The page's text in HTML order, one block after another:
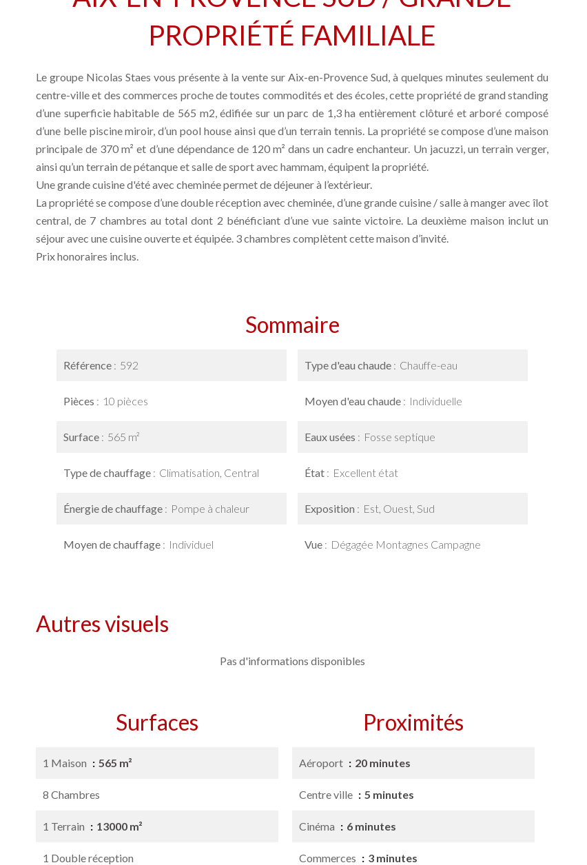
PROPRIÉTÉ FAMILIALE
Le groupe Nicolas Staes vous présente à la vente sur Aix-en-Provence Sud, à quelques minutes seulement du
centre-ville et des commerces proche de toutes commodités et des écoles, cette propriété de grand standing
d’une superficie habitable de 565 m2, édifiée sur un parc de 1,3 ha entièrement clôturé et arboré composé
d’une belle piscine miroir, d’un pool house ainsi que d’un terrain tennis. La propriété se compose d’une maison
principale de 370 m² et d’une dépendance de 120 m² dans un cadre enchanteur. Un jacuzzi, un terrain verger,
ainsi qu’un terrain de pétanque et salle de sport avec hammam, équipent la propriété.
Une grande cuisine d'été avec cheminée permet de déjeuner à l’extérieur.
La propriété se compose d’une double réception avec cheminée, d’une grande cuisine / salle à manger avec îlot
central, de 7 chambres au total dont 2 bénéficiant d’une vue sainte victoire. La deuxième maison inclut un
séjour avec une cuisine ouverte et équipée. 3 chambres complètent cette maison d’invité.
Prix honoraires inclus.
Sommaire
Référence 592
Pièces 10 pièces
Surface 565 m²
Type de chauffage Climatisation, Central
Énergie de chauffage Pompe à chaleur
Moyen de chauffage Individuel
Type d'eau chaude Chauffe-eau
Moyen d'eau chaude Individuelle
Eaux usées Fosse septique
État Excellent état
Exposition Est, Ouest, Sud
Vue Dégagée Montagnes Campagne
Autres visuels
Pas d'informations disponibles
Surfaces
1 Maison 565 m²
8 Chambres
1 Terrain 13000 m²
1 Double réception
Proximités
Aéroport 20 minutes
Centre ville 5 minutes
Cinéma 6 minutes
Commerces 3 minutes